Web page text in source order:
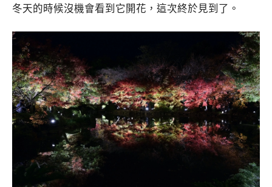
冬天的時候沒機會看到它開花，這次終於見到了。